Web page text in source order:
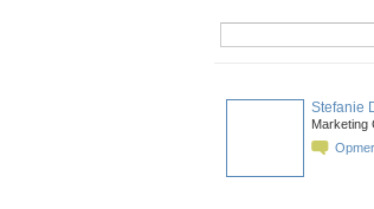
Stefanie
Marketing